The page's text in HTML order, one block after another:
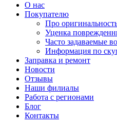
О нас
Покупателю
Про
Уценка
Часто задаваемые
Информация по
Заправка и ремонт
Новости
Отзывы
Наши филиалы
Работа с регионами
Блог
Контакты